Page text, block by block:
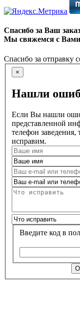
Спасибо за Ваш
Мы свяжемся с
Спасибо за отправку
×
Нашли
Если Вы нашли
представленной
телефон
исправим.
Введите код в